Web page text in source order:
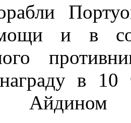
и в
в 10
Айдином